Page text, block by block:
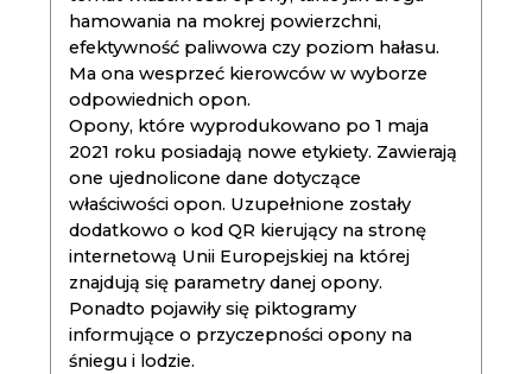
hamowania na mokrej powierzchni,
efektywność paliwowa czy poziom hałasu.
Ma ona wesprzeć kierowców w wyborze
odpowiednich opon.
Opony, które wyprodukowano po 1 maja
2021 roku posiadają nowe etykiety. Zawierają
one ujednolicone dane dotyczące
właściwości opon. Uzupełnione zostały
dodatkowo o kod QR kierujący na stronę
internetową Unii Europejskiej na której
znajdują się parametry danej opony.
Ponadto pojawiły się piktogramy
informujące o przyczepności opony na
śniegu i lodzie.